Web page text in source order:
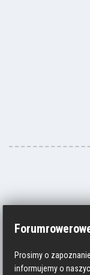
Prosimy o
informujemy o